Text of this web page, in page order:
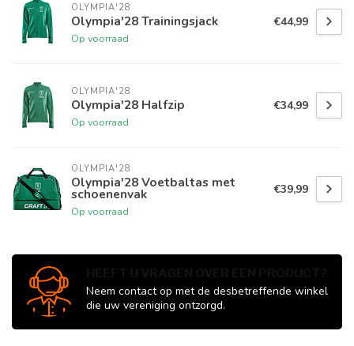
OLYMPIA'28
Olympia'28 Trainingsjack
Op voorraad
€44,99
OLYMPIA'28
Olympia'28 Halfzip
Op voorraad
€34,99
OLYMPIA'28
Olympia'28 Voetbaltas met
schoenenvak
Op voorraad
€39,99
Neem contact op met de desbetreffende winkel
die uw vereniging ontzorgd.